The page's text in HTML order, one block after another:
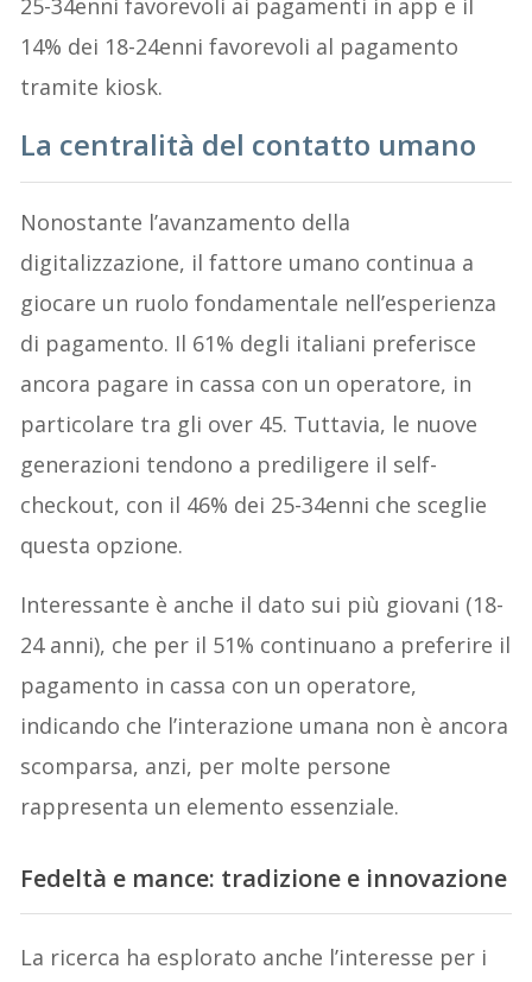
25-34enni favorevoli ai pagamenti in app e il
14% dei 18-24enni favorevoli al pagamento
tramite kiosk.
La centralità del contatto umano
Nonostante l’avanzamento della
digitalizzazione, il fattore umano continua a
giocare un ruolo fondamentale nell’esperienza
di pagamento. Il 61% degli italiani preferisce
ancora pagare in cassa con un operatore, in
particolare tra gli over 45. Tuttavia, le nuove
generazioni tendono a prediligere il self-
checkout, con il 46% dei 25-34enni che sceglie
questa opzione.
Interessante è anche il dato sui più giovani (18-
24 anni), che per il 51% continuano a preferire il
pagamento in cassa con un operatore,
indicando che l’interazione umana non è ancora
scomparsa, anzi, per molte persone
rappresenta un elemento essenziale.
Fedeltà e mance: tradizione e innovazione
La ricerca ha esplorato anche l’interesse per i